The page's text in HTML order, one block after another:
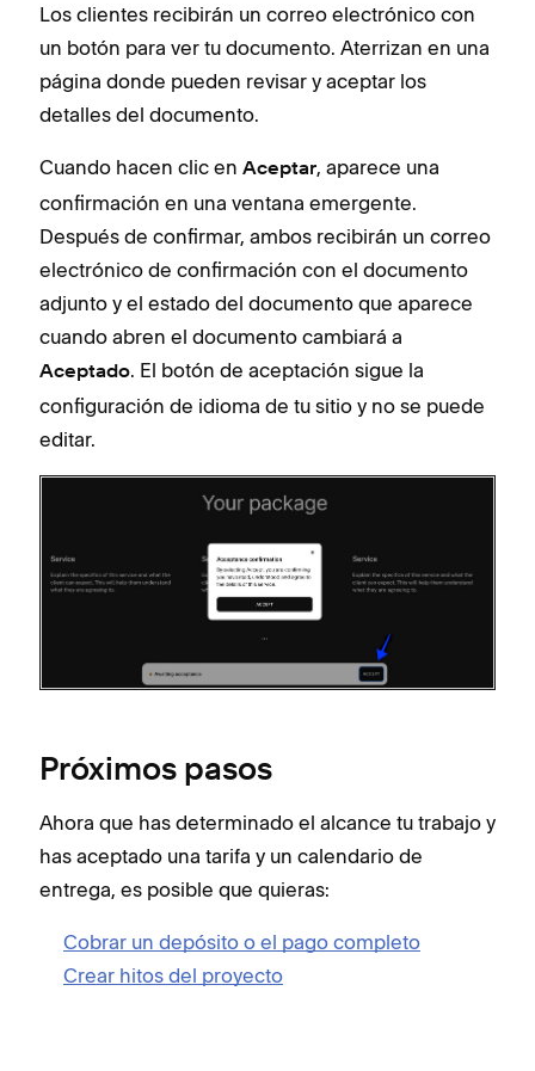
Los clientes recibirán un correo electrónico con
un botón para ver tu documento. Aterrizan en una
página donde pueden revisar y aceptar los
detalles del documento.
Cuando hacen clic en Aceptar, aparece una
confirmación en una ventana emergente.
Después de confirmar, ambos recibirán un correo
electrónico de confirmación con el documento
adjunto y el estado del documento que aparece
cuando abren el documento cambiará a
Aceptado. El botón de aceptación sigue la
configuración de idioma de tu sitio y no se puede
editar.
Próximos pasos
Ahora que has determinado el alcance tu trabajo y
has aceptado una tarifa y un calendario de
entrega, es posible que quieras:
Cobrar un depósito o el pago completo
Crear hitos del proyecto